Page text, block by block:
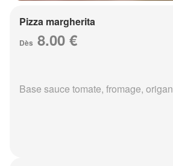
Pizza margherita
Dès 8.00 €
Base sauce tomate, fromage, origan